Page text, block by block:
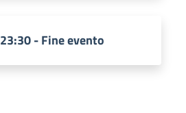
23:30 - Fine evento